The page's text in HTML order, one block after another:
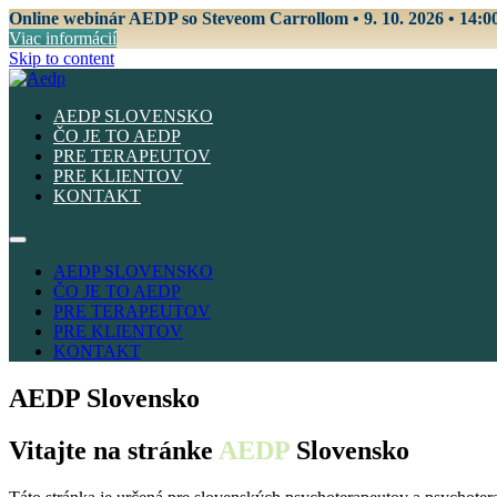
Online webinár AEDP so Steveom Carrollom • 9. 10. 2026 •
Viac informácií
Skip to content
AEDP SLOVENSKO
ČO JE TO AEDP
PRE TERAPEUTOV
PRE KLIENTOV
KONTAKT
AEDP SLOVENSKO
ČO JE TO AEDP
PRE TERAPEUTOV
PRE KLIENTOV
KONTAKT
AEDP Slovensko
Vitajte na stránke AEDP Slovensko